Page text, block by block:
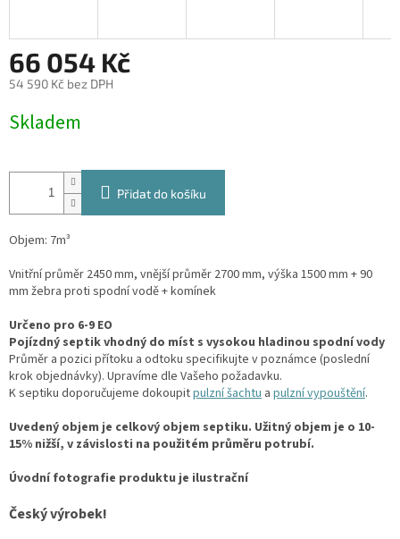
66 054 Kč
54 590 Kč bez DPH
cena:
Skladem
Přidat do košíku
Objem: 7m³
Vnitřní průměr 2450 mm, vnější průměr 2700 mm, výška 1500 mm + 90
mm žebra proti spodní vodě + komínek
Určeno pro 6-9 EO
Pojízdný septik vhodný do míst s vysokou hladinou spodní vody
Průměr a pozici přítoku a odtoku specifikujte v poznámce (poslední
krok objednávky). Upravíme dle Vašeho požadavku.
K septiku doporučujeme dokoupitpulzní šachtu a pulzní vypouštění.
Uvedený objem je celkový objem septiku. Užitný objem je o 10-
15% nižší, v závislosti na použitém průměru potrubí.
Úvodní fotografie produktu je ilustrační
Český výrobek!